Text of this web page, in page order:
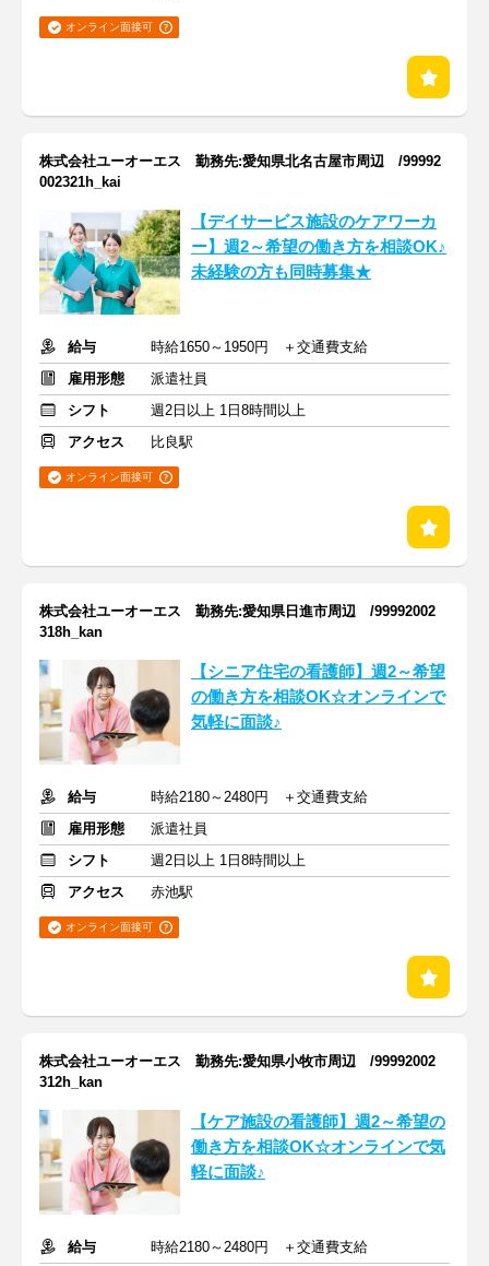
オンライン面接可
株式会社ユーオーエス 勤務先:愛知県北名古屋市周辺 /99992
002321h_kai
【デイサービス施設のケアワーカ
ー】週2～希望の働き方を相談OK♪
未経験の方も同時募集★
給与
時給1650～1950円 ＋交通費支給
雇用形態
派遣社員
シフト
週2日以上 1日8時間以上
アクセス
比良駅
オンライン面接可
株式会社ユーオーエス 勤務先:愛知県日進市周辺 /99992002
318h_kan
【シニア住宅の看護師】週2～希望
の働き方を相談OK☆オンラインで
気軽に面談♪
給与
時給2180～2480円 ＋交通費支給
雇用形態
派遣社員
シフト
週2日以上 1日8時間以上
アクセス
赤池駅
オンライン面接可
株式会社ユーオーエス 勤務先:愛知県小牧市周辺 /99992002
312h_kan
【ケア施設の看護師】週2～希望の
働き方を相談OK☆オンラインで気
軽に面談♪
給与
時給2180～2480円 ＋交通費支給